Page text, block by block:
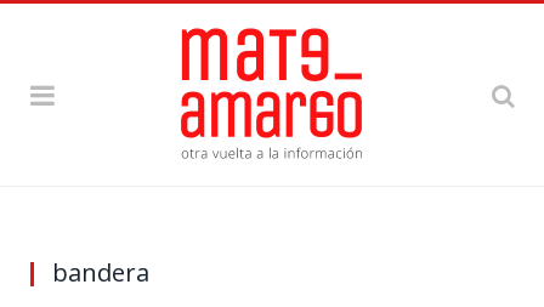
bandera